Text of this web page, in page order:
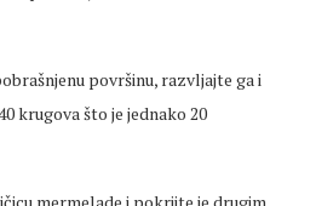
površinu, razvljajte ga i
krugova što je jednako 20